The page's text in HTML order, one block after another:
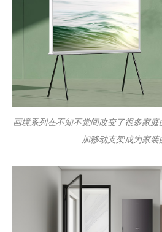
画境系列在不知不觉间改变了很多家
加移动支架成为家装